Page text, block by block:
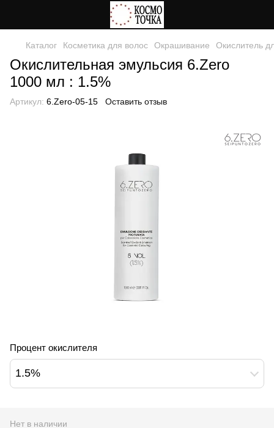
Каталог Косметика для волос Окрашивание Окислитель
Окислительная эмульсия 6.Zero
1000 мл : 1.5%
Артикул: 6.Zero-05-15 Оставить отзыв
Процент окислителя
1.5%
Нет в наличии